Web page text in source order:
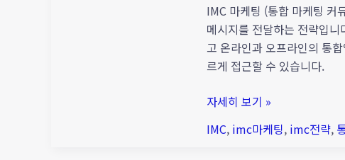
누
락
방
지
가
지
IMC 마케팅 (통합 마케팅 커
메시지를 전달하는 전략입
고 온라인과 오프라인의 통
르게 접근할 수 있습니다.
팅
(통
합
마
팅)
뜻
자세히 보기 »
IMC, imc마케팅, imc전략,